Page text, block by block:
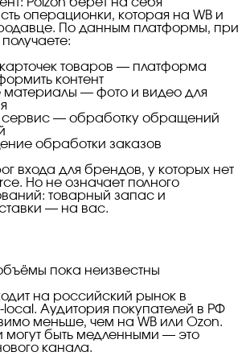
операционки, которая на WB и
По данным платформы, при
карточек товаров — платформа
контент
материалы — фото и видео для
сервис — обработку обращений
обработки заказов
входа для брендов, у которых нет
Но не означает полного
товарный запас и
— на вас.
пока неизвестны
на российский рынок в
Аудитория покупателей в РФ
меньше, чем на WB или Ozon.
могут быть медленными — это
канала.